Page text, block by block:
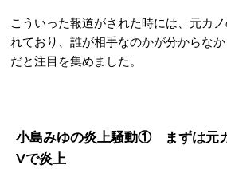
こういった報道がされた時には、元カ
れており、誰が相手なのかが分からな
だと注目を集めました。
小島みゆの炎上騒動① まずは元
Vで炎上